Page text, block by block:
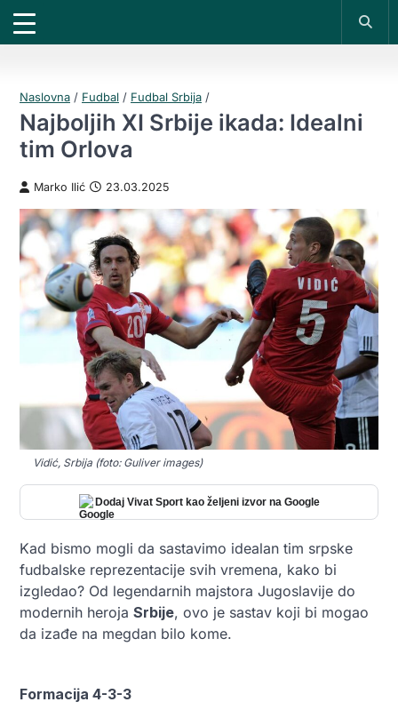
Naslovna / Fudbal / Fudbal Srbija /
Najboljih XI Srbije ikada: Idealni
tim Orlova
Marko Ilić 23.03.2025
Vidić, Srbija (foto: Guliver images)
Dodaj Vivat Sport kao željeni izvor na Google
Kad bismo mogli da sastavimo idealan tim srpske
fudbalske reprezentacije svih vremena, kako bi
izgledao? Od legendarnih majstora Jugoslavije do
modernih heroja Srbije, ovo je sastav koji bi mogao
da izađe na megdan bilo kome.
Formacija 4-3-3